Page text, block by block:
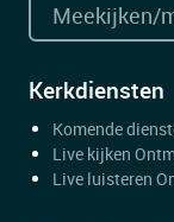
Meekijken/
Kerkdiensten
Komende
Live kijken
Live luisteren